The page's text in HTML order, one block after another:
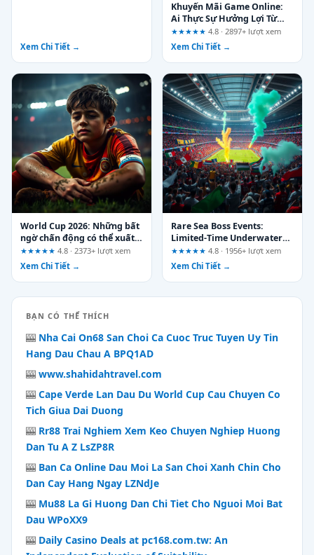
Xem Chi Tiết →
Khuyến Mãi Game Online:
Ai Thực Sự Hưởng Lợi Từ
Các Ưu Đãi Tại kp88.health?
★★★★★ 4.8 · 2897+ lượt xem
Xem Chi Tiết →
World Cup 2026: Những bất
ngờ chấn động có thể xuất
hiện bất cứ lúc nào
★★★★★ 4.8 · 2373+ lượt xem
Xem Chi Tiết →
Rare Sea Boss Events:
Limited-Time Underwater
Challenges Across
nbet.global – A UX Review
Who Should Stay Ashore
★★★★★ 4.8 · 1956+ lượt xem
Xem Chi Tiết →
BẠN CÓ THỂ THÍCH
🎰 Nha Cai On68 San Choi Ca Cuoc Truc Tuyen Uy Tin
Hang Dau Chau A BPQ1AD
🎰 www.shahidahtravel.com
🎰 Cape Verde Lan Dau Du World Cup Cau Chuyen Co
Tich Giua Dai Duong
🎰 Rr88 Trai Nghiem Xem Keo Chuyen Nghiep Huong
Dan Tu A Z LsZP8R
🎰 Ban Ca Online Dau Moi La San Choi Xanh Chin Cho
Dan Cay Hang Ngay LZNdJe
🎰 Mu88 La Gi Huong Dan Chi Tiet Cho Nguoi Moi Bat
Dau WPoXX9
🎰 Daily Casino Deals at pc168.com.tw: An